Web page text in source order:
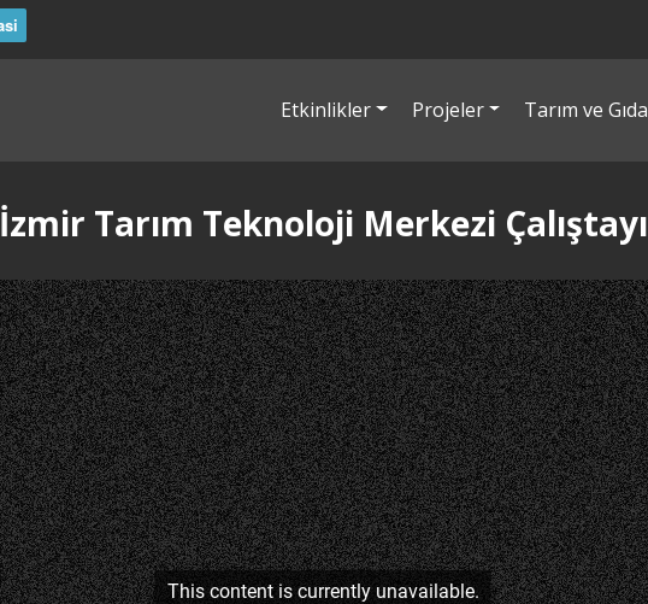
Etkinlikler Projeler Tarım ve Gıda
İzmir Tarım Teknoloji Merkezi Çalıştayı